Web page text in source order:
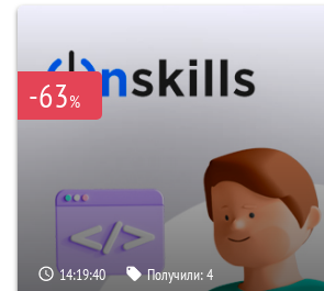
-63%
14:19:39 Получили:4